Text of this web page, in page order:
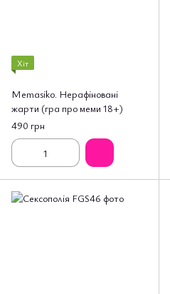
Хіт
Memasiko. Нерафіновані
жарти (гра про меми 18+)
490 грн